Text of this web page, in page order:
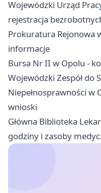
Wojewódzki Urząd
rejestracja
Prokuratura Rejonowa
informacje
Bursa Nr II w Opolu -
Wojewódzki Zespół do
Niepełnosprawności w
wnioski
Główna Biblioteka
godziny i zasoby